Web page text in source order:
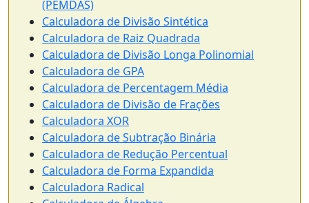
(PEMDAS)
Calculadora de Divisão Sintética
Calculadora de Raiz Quadrada
Calculadora de Divisão Longa Polinomial
Calculadora de GPA
Calculadora de Percentagem Média
Calculadora de Divisão de Frações
Calculadora XOR
Calculadora de Subtração Binária
Calculadora de Redução Percentual
Calculadora de Forma Expandida
Calculadora Radical